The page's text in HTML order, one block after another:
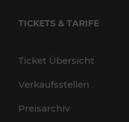
TICKETS & TARIFE
Ticket Übersicht
Verkaufsstellen
Preisarchiv